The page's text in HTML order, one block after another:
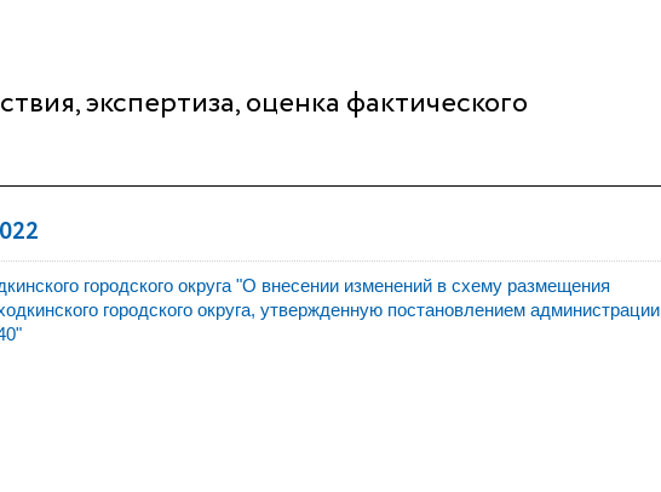
экспертиза, оценка фактического
городского округа "О внесении изменений в схему размещения
городского округа, утвержденную постановлением администрации